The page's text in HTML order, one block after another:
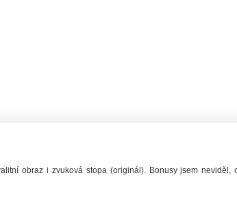
obraz i zvuková stopa (originál). Bonusy jsem